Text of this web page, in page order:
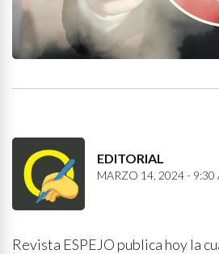
EDITORIAL
MARZO 14, 2024 -
Revista ESPEJO publica hoy la